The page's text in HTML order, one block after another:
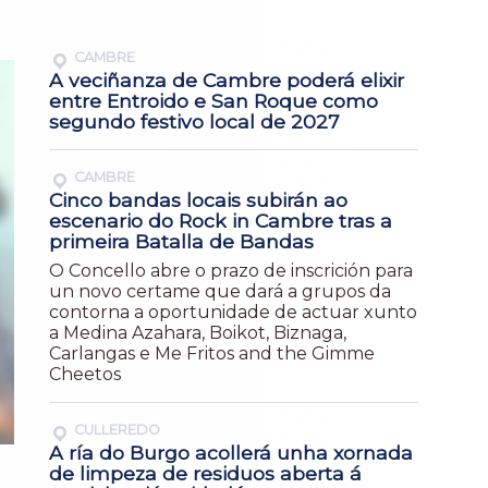
CAMBRE
A veciñanza de Cambre poderá elixir
entre Entroido e San Roque como
segundo festivo local de 2027
CAMBRE
Cinco bandas locais subirán ao
escenario do Rock in Cambre tras a
primeira Batalla de Bandas
O Concello abre o prazo de inscrición para
un novo certame que dará a grupos da
contorna a oportunidade de actuar xunto
a Medina Azahara, Boikot, Biznaga,
Carlangas e Me Fritos and the Gimme
Cheetos
CULLEREDO
A ría do Burgo acollerá unha xornada
de limpeza de residuos aberta á